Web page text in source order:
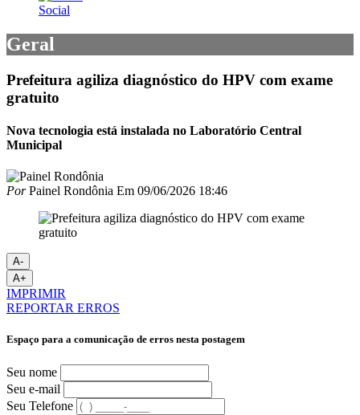
Social
Geral
Prefeitura agiliza diagnóstico do HPV com exame
gratuito
Nova tecnologia está instalada no Laboratório Central
Municipal
PorPainel Rondônia Em 09/06/2026 18:46
A-
A+
IMPRIMIR
REPORTAR ERROS
Espaço para a comunicação de erros nesta postagem
Seu nome
Seu e-mail
Seu Telefone